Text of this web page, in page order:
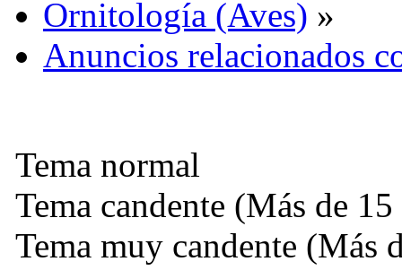
Ornitología (Aves) »
Anuncios relacionados
Tema normal
Tema candente (Más de 15
Tema muy candente (Más